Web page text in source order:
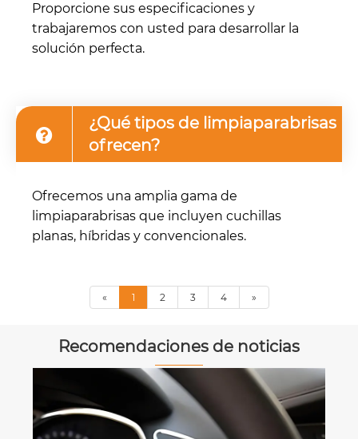
Proporcione sus especificaciones y
trabajaremos con usted para desarrollar la
solución perfecta.
¿Qué tipos de limpiaparabrisas
ofrecen?
Ofrecemos una amplia gama de
limpiaparabrisas que incluyen cuchillas
planas, híbridas y convencionales.
« 1 2 3 4 »
Recomendaciones de noticias
¿Qué sucedió cuando los líderes de
Yan 'una ciudad inspeccionaron la